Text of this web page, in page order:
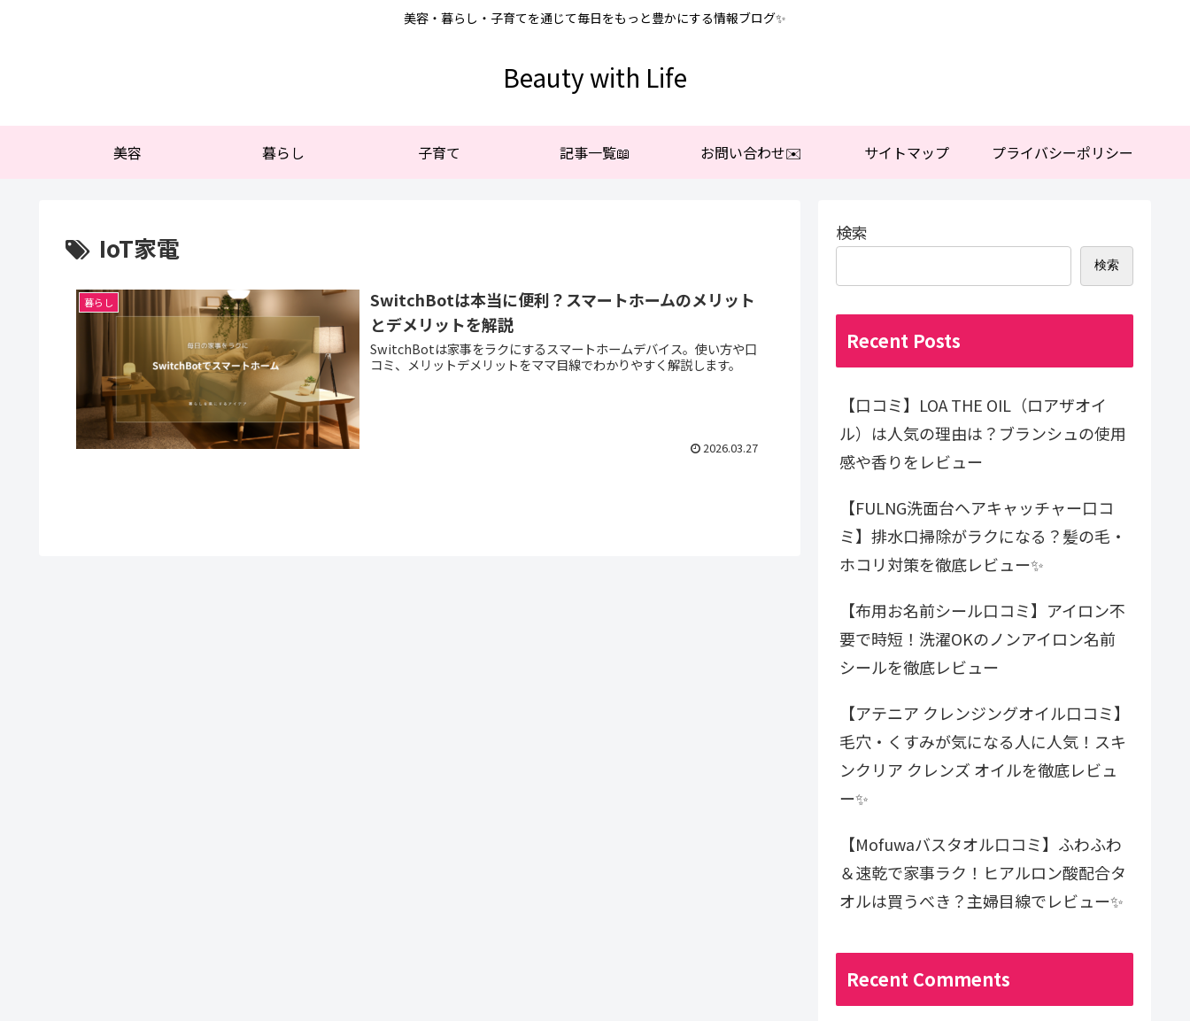
美容・暮らし・子育てを通じて毎日をもっと豊かにする情報ブログ✨
Beauty with Life
美容 暮らし 子育て 記事一覧📖 お問い合わせ✉️ サイトマップ プライバシーポリシー
IoT家電
暮らし
SwitchBotは本当に便利？スマートホームのメリット
とデメリットを解説
SwitchBotは家事をラクにするスマートホームデバイス。使い方や口
コミ、メリットデメリットをママ目線でわかりやすく解説します。
2026.03.27
検索
検索
Recent Posts
【口コミ】LOA THE OIL（ロアザオイ
ル）は人気の理由は？ブランシュの使用
感や香りをレビュー
【FULNG洗面台ヘアキャッチャー口コ
ミ】排水口掃除がラクになる？髪の毛・
ホコリ対策を徹底レビュー✨
【布用お名前シール口コミ】アイロン不
要で時短！洗濯OKのノンアイロン名前
シールを徹底レビュー
【アテニア クレンジングオイル口コミ】
毛穴・くすみが気になる人に人気！スキ
ンクリア クレンズ オイルを徹底レビュ
ー✨
【Mofuwaバスタオル口コミ】ふわふわ
＆速乾で家事ラク！ヒアルロン酸配合タ
オルは買うべき？主婦目線でレビュー✨
Recent Comments